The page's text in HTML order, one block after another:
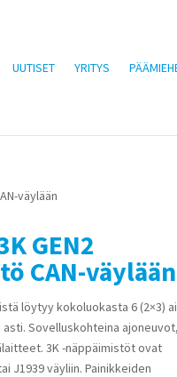
UUTISET YRITYS
väylään
GEN2
CAN-väylään
löytyy kokoluokasta 6 (2×3)
asti. Sovelluskohteina ajoneuvot,
3K -näppäimistöt ovat
J1939 väyliin. Painikkeiden